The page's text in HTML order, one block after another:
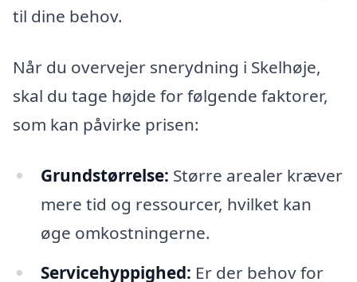
til dine behov.
Når du overvejer snerydning i Skelhøje,
skal du tage højde for følgende faktorer,
som kan påvirke prisen:
Grundstørrelse: Større arealer kræver
mere tid og ressourcer, hvilket kan
øge omkostningerne.
Servicehyppighed: Er der behov for